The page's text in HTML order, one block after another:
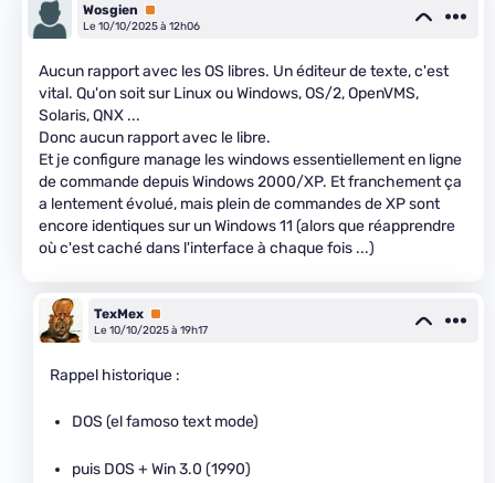
Wosgien
Premium
Le 10/10/2025 à 12h06
Aucun rapport avec les OS libres. Un éditeur de texte, c'est
vital. Qu'on soit sur Linux ou Windows, OS/2, OpenVMS,
Solaris, QNX ...
Donc aucun rapport avec le libre.
Et je configure manage les windows essentiellement en ligne
de commande depuis Windows 2000/XP. Et franchement ça
a lentement évolué, mais plein de commandes de XP sont
encore identiques sur un Windows 11 (alors que réapprendre
où c'est caché dans l'interface à chaque fois ...)
TexMex Premium
Le 10/10/2025 à 19h17
Rappel historique :
DOS (el famoso text mode)
puis DOS + Win 3.0 (1990)